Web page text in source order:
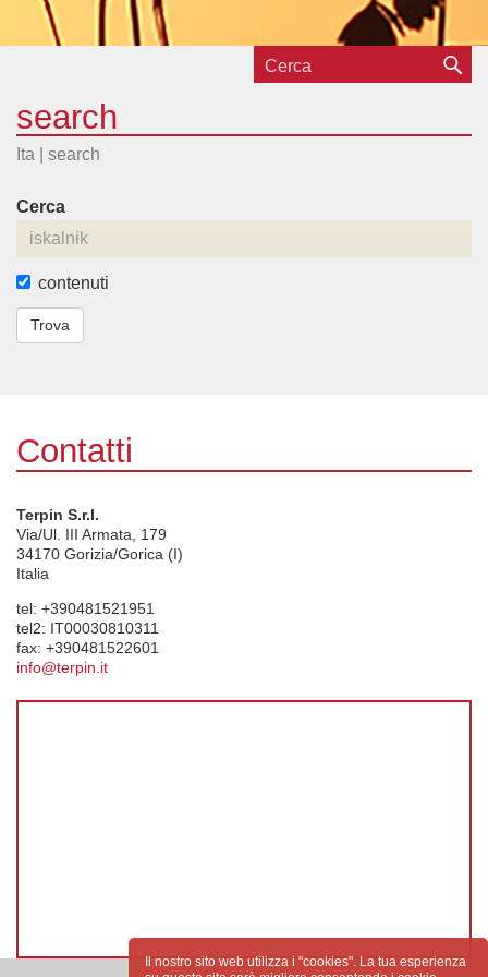
search
Ita | search
Cerca
contenuti
Trova
Contatti
Terpin S.r.l.
Via/Ul. III Armata, 179
34170 Gorizia/Gorica (I)
Italia
tel: +390481521951
tel2: IT00030810311
fax: +390481522601
info@terpin.it
Il nostro sito web utilizza i "cookies". La tua esperienza